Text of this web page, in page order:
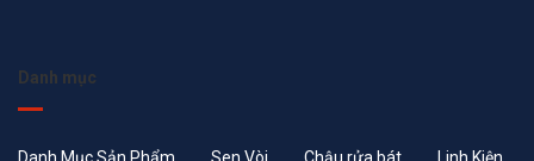
Danh mục